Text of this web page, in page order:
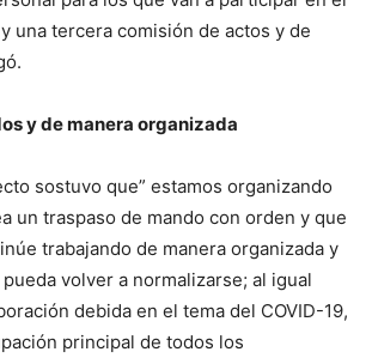
una tercera comisión de actos y de
y de manera organizada
sostuvo que” estamos organizando
un traspaso de mando con orden y que
trabajando de manera organizada y
volver a normalizarse; al igual
debida en el tema del COVID-19,
principal de todos los